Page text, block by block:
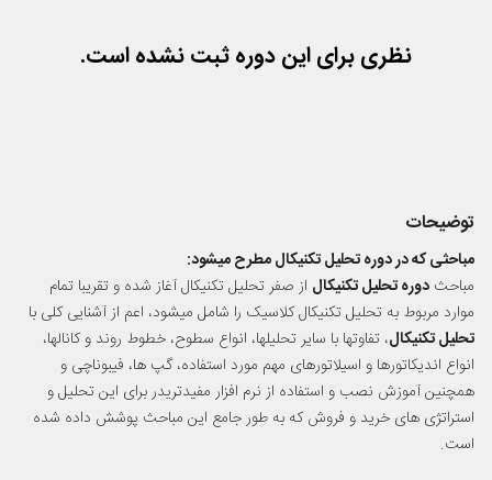
نظری برای این دوره ثبت نشده است.
توضیحات
مباحثی که در دوره تحلیل تکنیکال مطرح میشود:
مباحث دوره تحلیل تکنیکال از صفر تحلیل تکنیکال آغاز شده و تقریبا تمام
موارد مربوط به تحلیل تکنیکال کلاسیک را شامل میشود، اعم از آشنایی کلی با
تحلیل تکنیکال، تفاوتها با سایر تحلیلها، انواع سطوح، خطوط روند و کانالها،
انواع اندیکاتورها و اسیلاتورهای مهم مورد استفاده، گپ ها، فیبوناچی و
همچنین آموزش نصب و استفاده از نرم افزار مفیدتریدر برای این تحلیل و
استراتژی های خرید و فروش که به طور جامع این مباحث پوشش داده شده
است.